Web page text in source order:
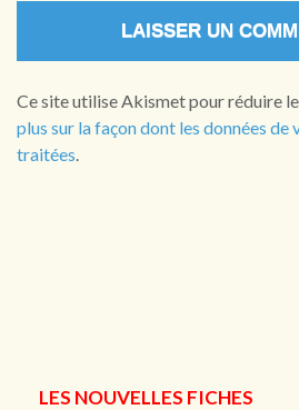
Ce site utilise Akismet pour réduire
plus sur la façon dont les données
traitées
LES NOUVELLES FICHES